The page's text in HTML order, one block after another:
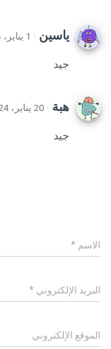
ياسين · 1 يناير، 2024 في 2:52 م
جيد
هبة · 20 يناير، 2024 في 8:00 ص
جيد
الاسم *
البريد الإلكتروني *
الموقع الإلكتروني